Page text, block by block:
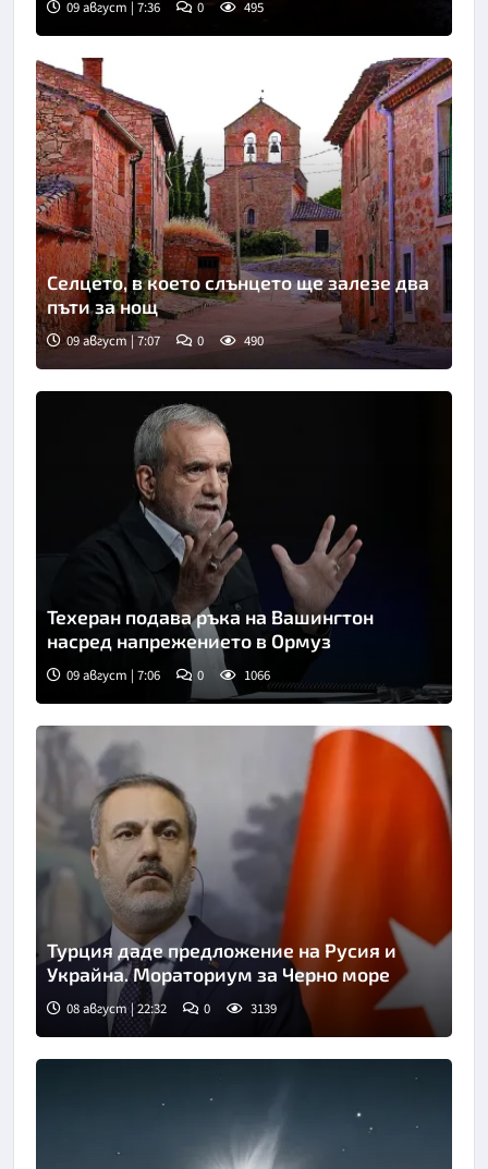
09 август | 7:36 0 495
Селцето, в което слънцето ще залезе два
пъти за нощ
09 август | 7:07 0 490
Техеран подава ръка на Вашингтон
насред напрежението в Ормуз
09 август | 7:06 0 1066
Турция даде предложение на Русия и
Украйна. Мораториум за Черно море
08 август | 22:32 0 3139